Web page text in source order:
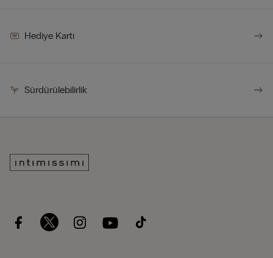
Hediye Kartı
Sürdürülebilirlik